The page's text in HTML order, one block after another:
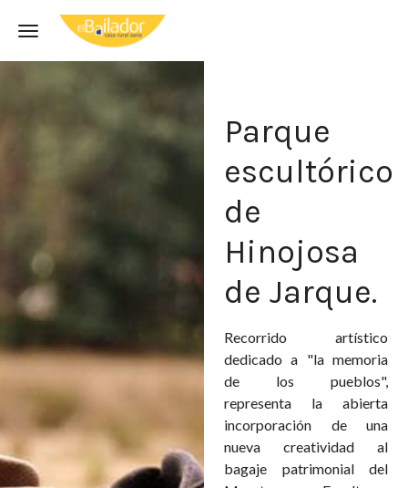
Toggle navigation
Parque
escultórico
de
Hinojosa
de Jarque.
Recorrido artístico
dedicado a "la memoria
de los pueblos",
representa la abierta
incorporación de una
nueva creatividad al
bagaje patrimonial del